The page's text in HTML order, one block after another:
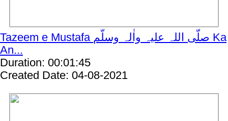
Tazeem e Mustafa صلّی اللہ علیہ واٰلہ وسلّم Ka
An...
Duration: 00:01:45
Created Date: 04-08-2021